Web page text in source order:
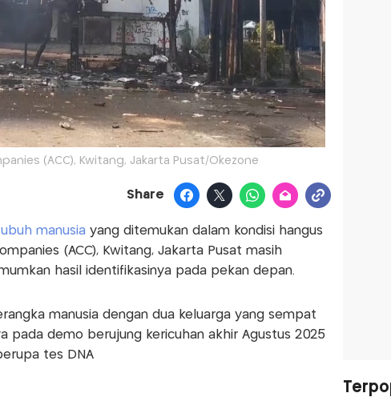
(ACC), Kwitang, Jakarta Pusat/Okezone
Share
manusia yang ditemukan dalam kondisi hangus
(ACC), Kwitang, Jakarta Pusat masih
hasil identifikasinya pada pekan depan.
manusia dengan dua keluarga yang sempat
pada demo berujung kericuhan akhir Agustus 2025
tes DNA